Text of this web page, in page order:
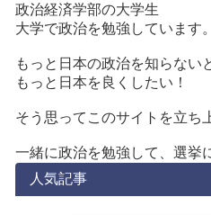
政治経済学部の大学生
大学で政治を勉強しています。
もっと日本の政治を知らない
もっと日本を良くしたい！
そう思ってこのサイトを立ち
一緒に政治を勉強して、選挙
人気記事